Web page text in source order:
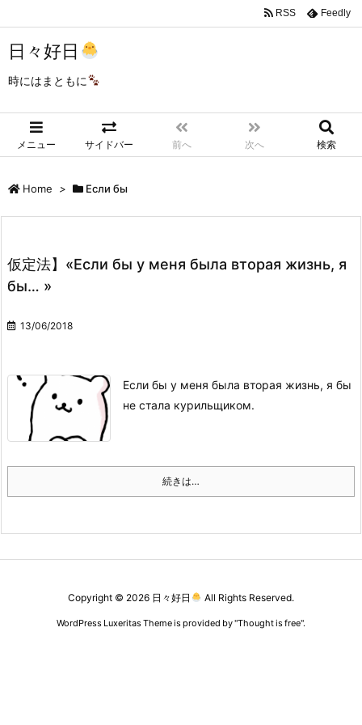
日々好日
時にはまともに
メニュー サイドバー 前へ 次へ 検索
RSS Feedly
Home > Если бы
仮定法】«Если бы у меня была вторая жизнь, я
бы… »
13/06/2018
Если бы у меня была вторая жизнь, я бы
не стала курильщиком.
続きは…
Copyright © 2026 日々好日 All Rights Reserved.
WordPress Luxeritas Theme is provided by "Thought is free".